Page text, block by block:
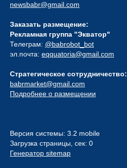
newsbabr@gmail.com
Заказать размещение:
Рекламная группа "Экватор"
Телеграм: @babrobot_bot
эл.почта: eqquatoria@gmail.com
Стратегическое сотрудничество:
babrmarket@gmail.com
Подробнее о размещении
Версия системы: 3.2 mobile
Загрузка страницы, сек: 0
Генератор sitemap